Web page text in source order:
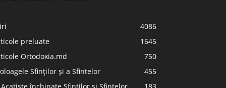
4086
preluate
1645
Ortodoxia.md
750
Sfinților și a Sfintelor
455